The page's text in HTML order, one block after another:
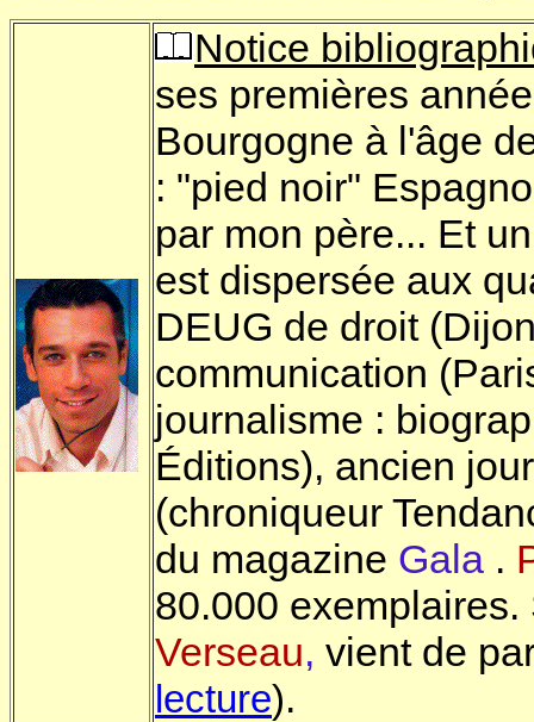
Notice
ses premières
Bourgogne à l'âge
: "pied noir"
par mon père... Et
est dispersée aux
DEUG de droit
communication
journalisme :
Éditions), ancien
(chroniqueur
du magazine Gala .
80.000
Verseau, vient de
lecture).